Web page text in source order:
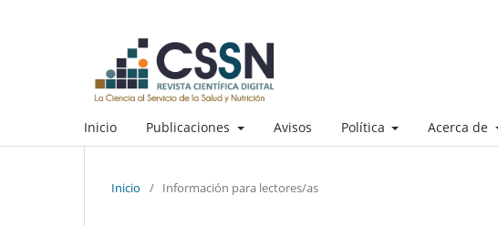
Inicio Publicaciones Avisos Política Acerca de
Inicio / Información para lectores/as